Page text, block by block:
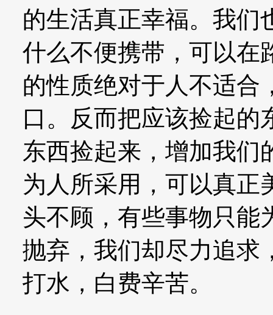
的生活真正幸福。我们
什么不便携带，可以在
的性质绝对于人不适合
口。反而把应该捡起的
东西捡起来，增加我们
为人所采用，可以真正
头不顾，有些事物只能
抛弃，我们却尽力追求
打水，白费辛苦。